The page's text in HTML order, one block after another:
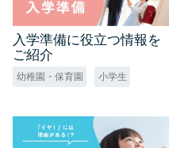
入学準備に役立つ情報を
ご紹介
幼稚園・保育園 小学生